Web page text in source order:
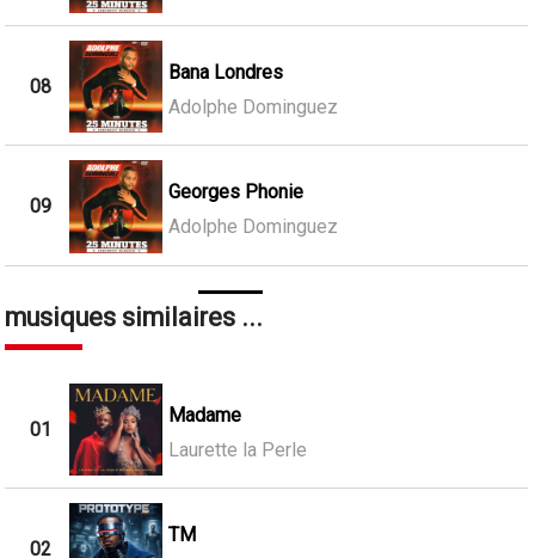
08
Bana Londres
Adolphe Dominguez
09
Georges Phonie
Adolphe Dominguez
musiques similaires ...
01
Madame
Laurette la Perle
02
TM